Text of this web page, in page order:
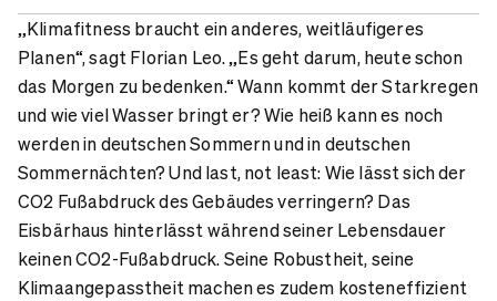
„Klimafitness braucht ein anderes, weitläufigeres
Planen“, sagt Florian Leo. „Es geht darum, heute schon
das Morgen zu bedenken.“ Wann kommt der Starkregen
und wie viel Wasser bringt er? Wie heiß kann es noch
werden in deutschen Sommern und in deutschen
Sommernächten? Und last, not least: Wie lässt sich der
CO2 Fußabdruck des Gebäudes verringern? Das
Eisbärhaus hinterlässt während seiner Lebensdauer
keinen CO2-Fußabdruck. Seine Robustheit, seine
Klimaangepasstheit machen es zudem kosteneffizient